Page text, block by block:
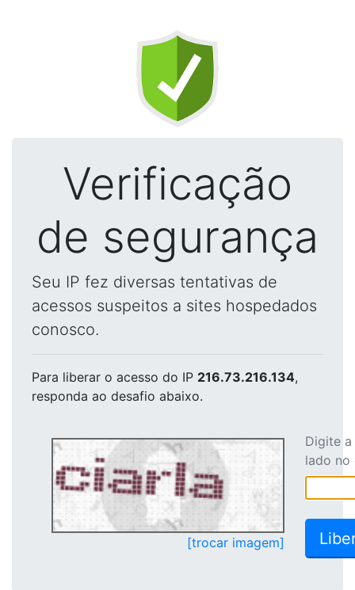
Verificação
de segurança
Seu IP fez diversas tentativas de
acessos suspeitos a sites hospedados
conosco.
Para liberar o acesso do IP 216.73.216.134,
responda ao desafio abaixo.
[trocar imagem]
Digite
lado no